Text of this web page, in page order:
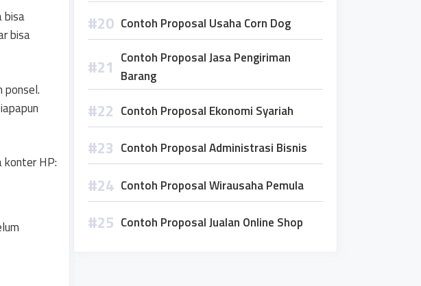
bisa
bisa
ponsel.
konter HP:
Contoh Proposal Usaha Corn Dog
Contoh Proposal Jasa Pengiriman
Barang
Contoh Proposal Ekonomi Syariah
Contoh Proposal Administrasi Bisnis
Contoh Proposal Wirausaha Pemula
Contoh Proposal Jualan Online Shop